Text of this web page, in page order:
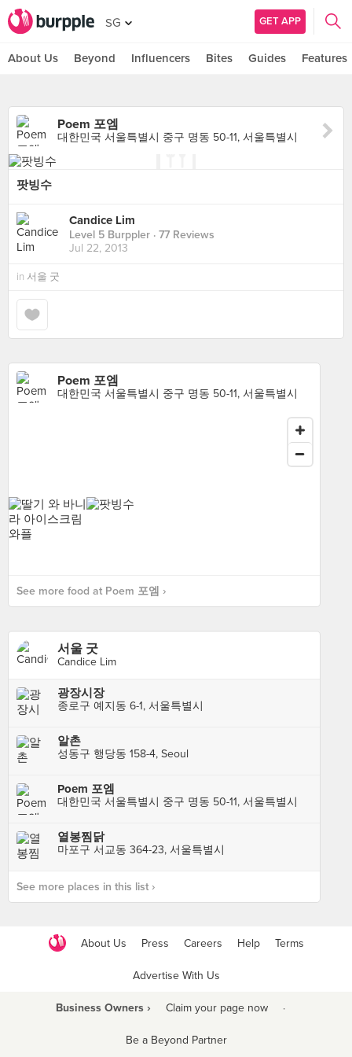
SG GET APP
About Us Beyond Influencers Bites Guides Features
Poem 포엠
대한민국 서울특별시 중구 명동 50-11, 서울특별시
팟빙수
Candice Lim
Level 5 Burppler · 77 Reviews
Jul 22, 2013
in 서울 굿
Poem 포엠
대한민국 서울특별시 중구 명동 50-11, 서울특별시
See more food at Poem 포엠 ›
서울 굿
Candice Lim
광장시장
종로구 예지동 6-1, 서울특별시
알촌
성동구 행당동 158-4, Seoul
Poem 포엠
대한민국 서울특별시 중구 명동 50-11, 서울특별시
열봉찜닭
마포구 서교동 364-23, 서울특별시
See more places in this list ›
About Us Press Careers Help Terms
Advertise With Us
Business Owners › Claim your page now ·
Be a Beyond Partner